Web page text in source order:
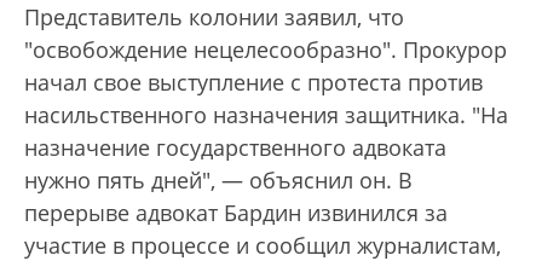
Представитель колонии заявил, что
"освобождение нецелесообразно". Прокурор
начал свое выступление с протеста против
насильственного назначения защитника. "На
назначение государственного адвоката
нужно пять дней", — объяснил он. В
перерыве адвокат Бардин извинился за
участие в процессе и сообщил журналистам,